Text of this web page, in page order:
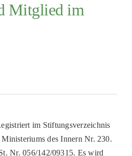
Mitglied im
im Stiftungsverzeichnis
des Innern Nr. 230.
Nr. 056/142/09315. Es wird